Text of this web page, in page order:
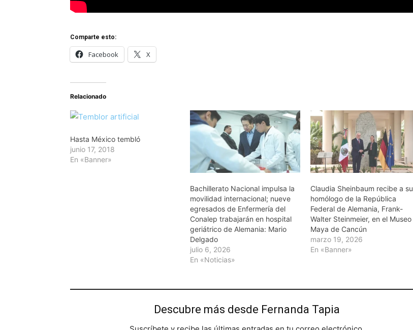
Comparte esto:
Facebook X
Relacionado
Hasta México tembló
junio 17, 2018
En «Banner»
Bachillerato Nacional impulsa la
movilidad internacional; nueve
egresados de Enfermería del
Conalep trabajarán en hospital
geriátrico de Alemania: Mario
Delgado
julio 6, 2026
En «Noticias»
Claudia Sheinbaum recibe a su
homólogo de la República
Federal de Alemania, Frank-
Walter Steinmeier, en el Museo
Maya de Cancún
marzo 19, 2026
En «Banner»
Descubre más desde Fernanda Tapia